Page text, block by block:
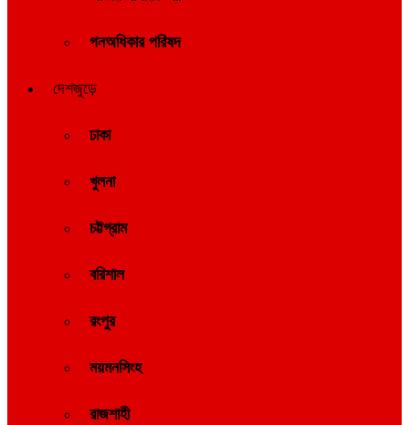
গনঅধিকার পরিষদ
দেশজুড়ে
ঢাকা
খুলনা
চট্টগ্রাম
বরিশাল
রংপুর
ময়মনসিংহ
রাজশাহী